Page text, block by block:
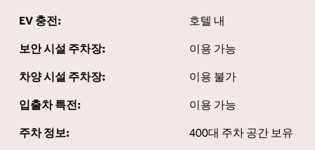
EV 충전: 호텔 내
보안 시설 주차장: 이용 가능
차양 시설 주차장: 이용 불가
입출차 특전: 이용 가능
주차 정보: 400대 주차 공간 보유